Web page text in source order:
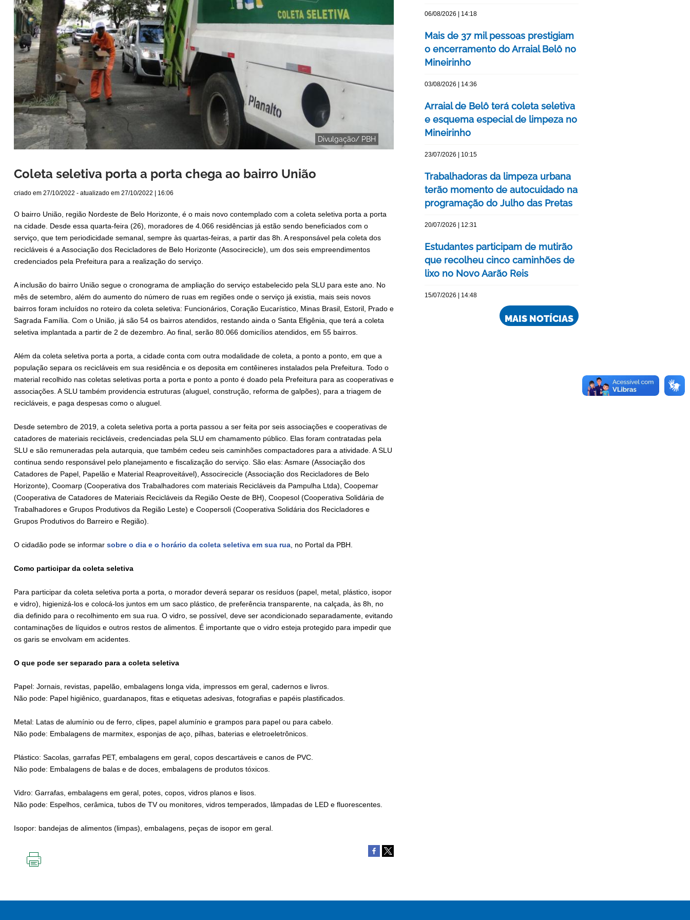
Divulgação/ PBH
Coleta seletiva porta a porta chega ao bairro União
criado em 27/10/2022 - atualizado em 27/10/2022 | 16:06
O bairro União, região Nordeste de Belo Horizonte, é o mais novo contemplado com a coleta seletiva porta a porta
na cidade. Desde essa quarta-feira (26), moradores de 4.066 residências já estão sendo beneficiados com o
serviço, que tem periodicidade semanal, sempre às quartas-feiras, a partir das 8h. A responsável pela coleta dos
recicláveis é a Associação dos Recicladores de Belo Horizonte (Associrecicle), um dos seis empreendimentos
credenciados pela Prefeitura para a realização do serviço.
A inclusão do bairro União segue o cronograma de ampliação do serviço estabelecido pela SLU para este ano. No
mês de setembro, além do aumento do número de ruas em regiões onde o serviço já existia, mais seis novos
bairros foram incluídos no roteiro da coleta seletiva: Funcionários, Coração Eucarístico, Minas Brasil, Estoril, Prado e
Sagrada Família. Com o União, já são 54 os bairros atendidos, restando ainda o Santa Efigênia, que terá a coleta
seletiva implantada a partir de 2 de dezembro. Ao final, serão 80.066 domicílios atendidos, em 55 bairros.
Além da coleta seletiva porta a porta, a cidade conta com outra modalidade de coleta, a ponto a ponto, em que a
população separa os recicláveis em sua residência e os deposita em contêineres instalados pela Prefeitura. Todo o
material recolhido nas coletas seletivas porta a porta e ponto a ponto é doado pela Prefeitura para as cooperativas e
associações. A SLU também providencia estruturas (aluguel, construção, reforma de galpões), para a triagem de
recicláveis, e paga despesas como o aluguel.
Desde setembro de 2019, a coleta seletiva porta a porta passou a ser feita por seis associações e cooperativas de
catadores de materiais recicláveis, credenciadas pela SLU em chamamento público. Elas foram contratadas pela
SLU e são remuneradas pela autarquia, que também cedeu seis caminhões compactadores para a atividade. A SLU
continua sendo responsável pelo planejamento e fiscalização do serviço. São elas: Asmare (Associação dos
Catadores de Papel, Papelão e Material Reaproveitável), Associrecicle (Associação dos Recicladores de Belo
Horizonte), Coomarp (Cooperativa dos Trabalhadores com materiais Recicláveis da Pampulha Ltda), Coopemar
(Cooperativa de Catadores de Materiais Recicláveis da Região Oeste de BH), Coopesol (Cooperativa Solidária de
Trabalhadores e Grupos Produtivos da Região Leste) e Coopersoli (Cooperativa Solidária dos Recicladores e
Grupos Produtivos do Barreiro e Região).
O cidadão pode se informar sobre o dia e o horário da coleta seletiva em sua rua, no Portal da PBH.
Como participar da coleta seletiva
Para participar da coleta seletiva porta a porta, o morador deverá separar os resíduos (papel, metal, plástico, isopor
e vidro), higienizá-los e colocá-los juntos em um saco plástico, de preferência transparente, na calçada, às 8h, no
dia definido para o recolhimento em sua rua. O vidro, se possível, deve ser acondicionado separadamente, evitando
contaminações de líquidos e outros restos de alimentos. É importante que o vidro esteja protegido para impedir que
os garis se envolvam em acidentes.
O que pode ser separado para a coleta seletiva
Papel: Jornais, revistas, papelão, embalagens longa vida, impressos em geral, cadernos e livros.
Não pode: Papel higiênico, guardanapos, fitas e etiquetas adesivas, fotografias e papéis plastificados.
Metal: Latas de alumínio ou de ferro, clipes, papel alumínio e grampos para papel ou para cabelo.
Não pode: Embalagens de marmitex, esponjas de aço, pilhas, baterias e eletroeletrônicos.
Plástico: Sacolas, garrafas PET, embalagens em geral, copos descartáveis e canos de PVC.
Não pode: Embalagens de balas e de doces, embalagens de produtos tóxicos.
Vidro: Garrafas, embalagens em geral, potes, copos, vidros planos e lisos.
Não pode: Espelhos, cerâmica, tubos de TV ou monitores, vidros temperados, lâmpadas de LED e fluorescentes.
Isopor: bandejas de alimentos (limpas), embalagens, peças de isopor em geral.
06/08/2026 | 14:18
Mais de 37 mil pessoas prestigiam
o encerramento do Arraial Belô no
Mineirinho
03/08/2026 | 14:36
Arraial de Belô terá coleta seletiva
e esquema especial de limpeza no
Mineirinho
23/07/2026 | 10:15
Trabalhadoras da limpeza urbana
terão momento de autocuidado na
programação do Julho das Pretas
20/07/2026 | 12:31
Estudantes participam de mutirão
que recolheu cinco caminhões de
lixo no Novo Aarão Reis
15/07/2026 | 14:48
MAIS NOTÍCIAS